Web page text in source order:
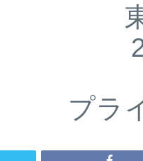
プラ